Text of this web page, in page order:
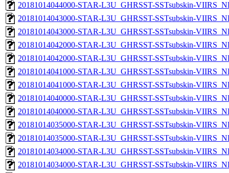
20181014044000-STAR-L3U_GHRSST-SSTsubskin-
20181014043000-STAR-L3U_GHRSST-SSTsubskin-
20181014043000-STAR-L3U_GHRSST-SSTsubskin-
20181014042000-STAR-L3U_GHRSST-SSTsubskin-
20181014042000-STAR-L3U_GHRSST-SSTsubskin-
20181014041000-STAR-L3U_GHRSST-SSTsubskin-
20181014041000-STAR-L3U_GHRSST-SSTsubskin-
20181014040000-STAR-L3U_GHRSST-SSTsubskin-
20181014040000-STAR-L3U_GHRSST-SSTsubskin-
20181014035000-STAR-L3U_GHRSST-SSTsubskin-
20181014035000-STAR-L3U_GHRSST-SSTsubskin-
20181014034000-STAR-L3U_GHRSST-SSTsubskin-
20181014034000-STAR-L3U_GHRSST-SSTsubskin-